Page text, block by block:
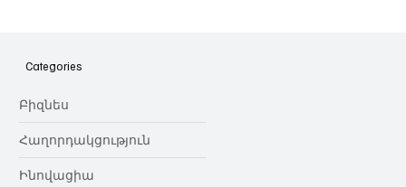
նվիրում որոշում
Categories
Բիզնես
Հաղորդակցություն
Ինովացիա